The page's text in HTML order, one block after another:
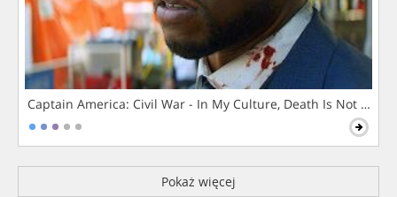
Captain America: Civil War - In My Culture, Death Is Not The
Pokaż więcej